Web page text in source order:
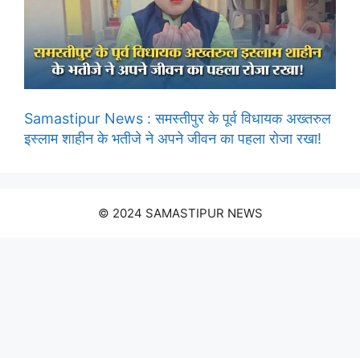
Samastipur News : समस्तीपुर के पूर्व विधायक अख्तरुल
इस्लाम शाहीन के भतीजे ने अपने जीवन का पहला रोजा रखा!
© 2024 SAMASTIPUR NEWS